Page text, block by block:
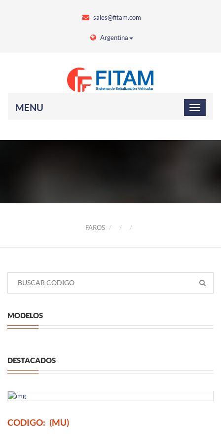
sales@fitam.com
Argentina
MENU
FAROS
MODELOS
DESTACADOS
CODIGO: (MU)